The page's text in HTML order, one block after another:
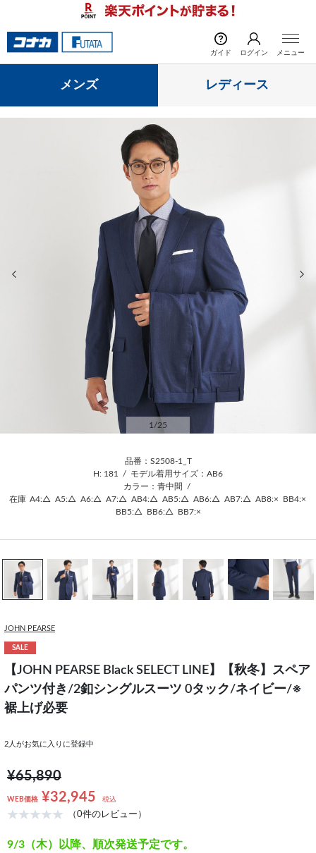
前の画像
ガイド ログイン メニュー
メンズ レディース
1 /25
品番：S2508-1_T
H: 181
/ モデル着用サイズ：AB6
カラー：青中間
/
在庫 A4:△ A5:△ A6:△ A7:△ AB4:△ AB5:△ AB6:△ AB7:△ AB8:×
BB4:×
BB5:△
BB6:△ BB7:×
JOHN PEARSE
SALE
【JOHN PEARSE Black SELECT LINE】【秋冬】スペア
パンツ付き/2釦シングルスーツ 0タック/ネイビー/※
裾上げ必要
2 人がお気に入りに登録中
¥65,890
WEB価格 ¥32,945 税込
（0件のレビュー）
9/3（木）以降、順次発送予定です。